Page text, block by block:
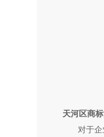
天河区商
对于